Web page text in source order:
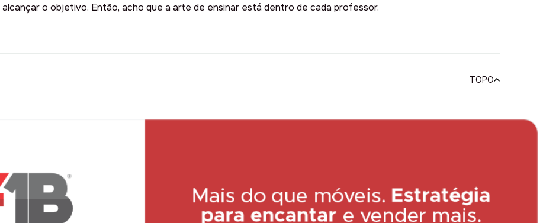
o objetivo. Então, acho que a arte de ensinar está dentro de cada professor.
TOPO